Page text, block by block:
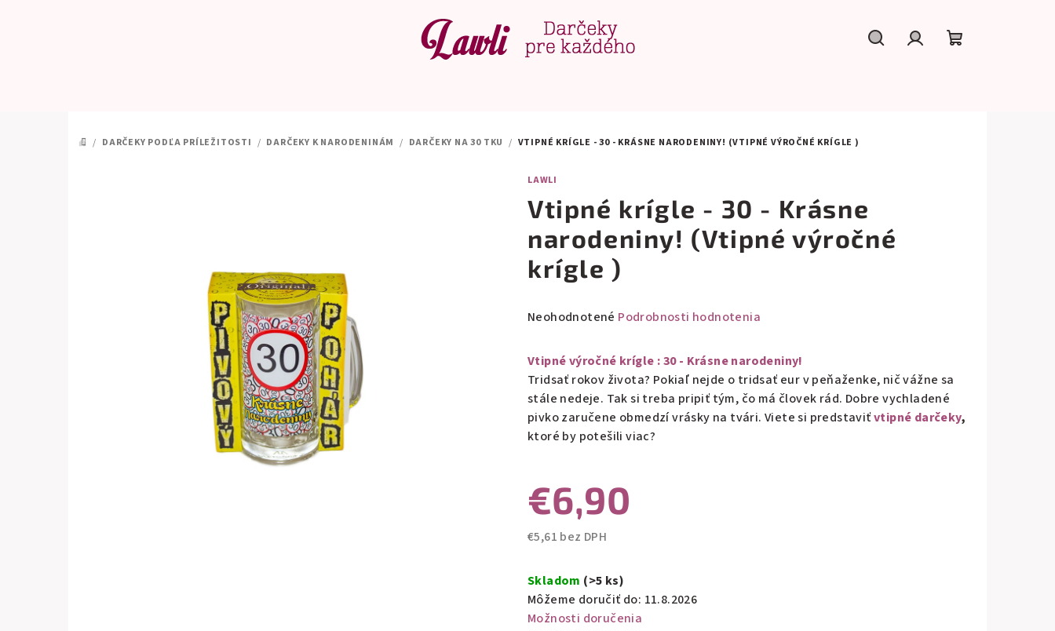
DOMOV
/ DARČEKY PODĽA PRÍLEŽITOSTI / DARČEKY K NARODENINÁM / DARČEKY NA 30 TKU / VTIPNÉ KRÍGLE - 30 - KRÁSNE NARODENINY! (VTIPNÉ VÝROČNÉ KRÍGLE )
LAWLI
Vtipné krígle - 30 - Krásne
narodeniny! (Vtipné výročné
krígle )
Priemerné
produktu
je
0,0
5
hviezdičiek.
Neohodnotené Podrobnosti hodnotenia
Vtipné výročné krígle :30 - Krásne narodeniny!
Tridsať rokov života? Pokiaľ nejde o tridsať eur v peňaženke, nič vážne sa
stále nedeje. Tak si treba pripiť tým, čo má človek rád. Dobre vychladené
pivko zaručene obmedzí vrásky na tvári. Viete si predstaviťvtipné darčeky,
ktoré by potešili viac?
€6,90
€5,61 bez DPH
cena:
Skladom (>5 ks)
Môžeme doručiť do: 11.8.2026
Možnosti doručenia